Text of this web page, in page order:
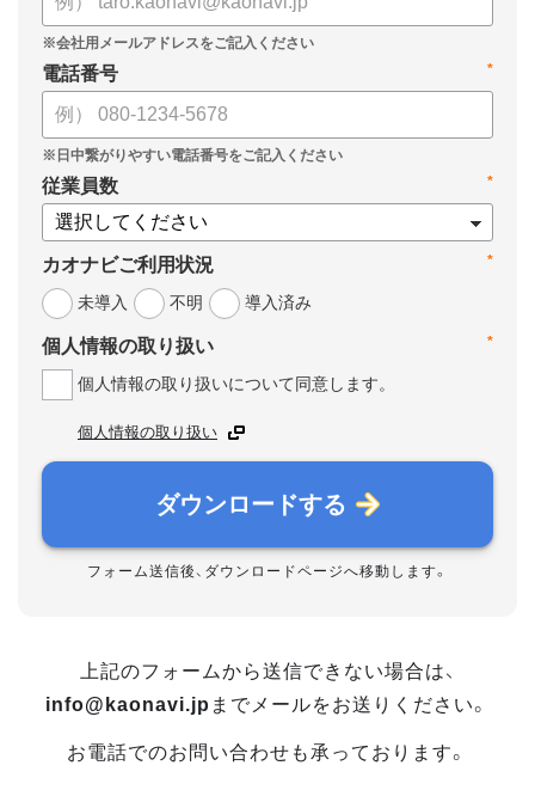
*
電話番号
*
従業員数
*
カオナビご利用状況
未導入
不明 導入済み
*
個人情報の取り扱い
個人情報の取り扱いについて同意します。
個人情報の取り扱い
ダウンロードする
フォーム送信後、ダウンロードページへ移動します。
上記のフォームから送信できない場合は、
info@kaonavi.jp までメールをお送りください。
お電話でのお問い合わせも承っております。